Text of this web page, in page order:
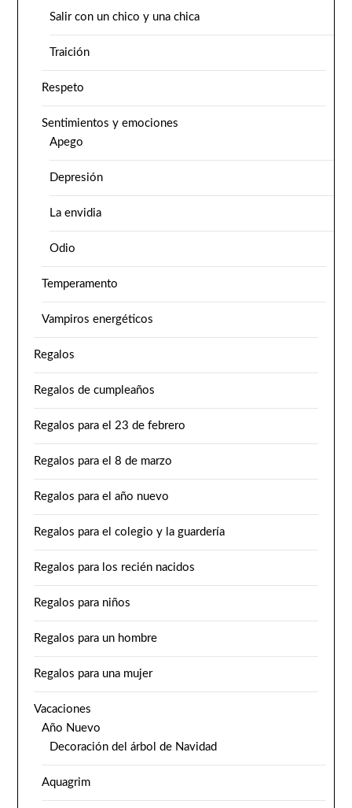
Salir con un chico y una chica
Traición
Respeto
Sentimientos y emociones
Apego
Depresión
La envidia
Odio
Temperamento
Vampiros energéticos
Regalos
Regalos de cumpleaños
Regalos para el 23 de febrero
Regalos para el 8 de marzo
Regalos para el año nuevo
Regalos para el colegio y la guardería
Regalos para los recién nacidos
Regalos para niños
Regalos para un hombre
Regalos para una mujer
Vacaciones
Año Nuevo
Decoración del árbol de Navidad
Aquagrim